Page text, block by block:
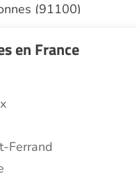
(91100)
(91100)
Essonnes
ménage,
Corbeil-
vous
(91100)
en France
Ferrand